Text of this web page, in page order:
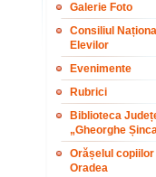
Galerie Foto
Consiliul
Elevilor
Evenimente
Rubrici
Biblioteca
„Gheorghe
Orășelul copiilor
Oradea